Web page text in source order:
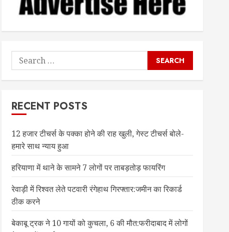
Search
for:
RECENT POSTS
12 हजार टीचर्स के पक्का होने की राह खुली, गेस्ट टीचर्स बोले-
हमारे साथ न्याय हुआ
हरियाणा में थाने के सामने 7 लोगों पर ताबड़तोड़ फायरिंग
रेवाड़ी में रिश्वत लेते पटवारी रंगेहाथ गिरफ्तार:जमीन का रिकार्ड
ठीक करने
बेकाबू ट्रक ने 10 गायों को कुचला, 6 की मौत:फरीदाबाद में लोगों